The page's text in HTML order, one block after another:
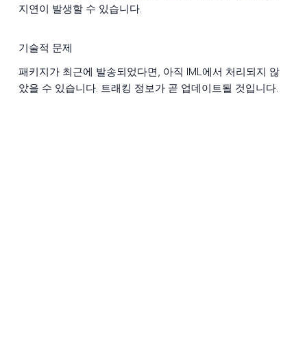
지연이 발생할 수 있습니다.
기술적 문제
패키지가 최근에 발송되었다면, 아직 IML에서 처리되지 않
았을 수 있습니다. 트래킹 정보가 곧 업데이트될 것입니다.